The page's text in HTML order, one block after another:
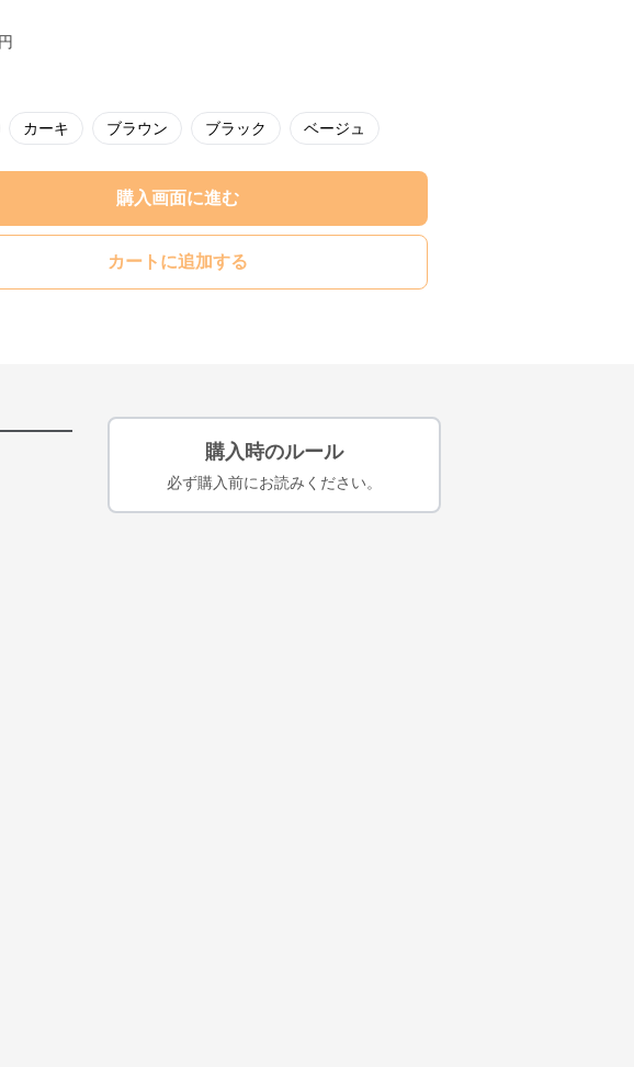
円
カーキ ブラウン ブラック ベージュ
購入画面に進む
カートに追加する
購入時のルール
必ず購入前にお読みください。